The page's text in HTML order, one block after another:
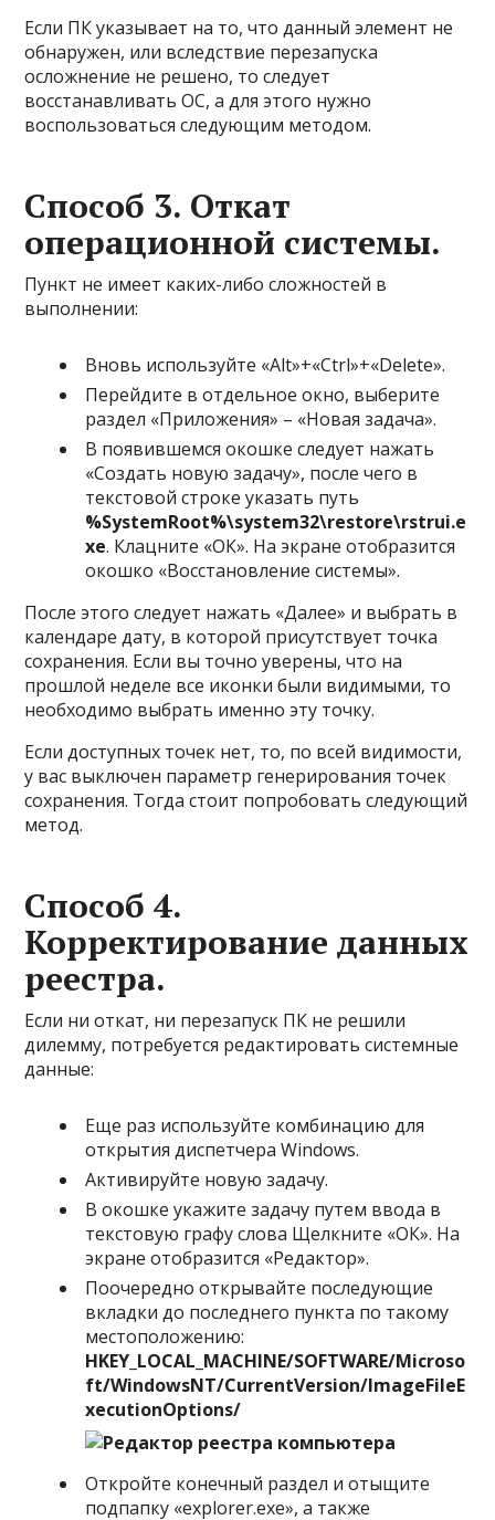
Если ПК указывает на то, что данный элемент не
обнаружен, или вследствие перезапуска
осложнение не решено, то следует
восстанавливать ОС, а для этого нужно
воспользоваться следующим методом.
Способ 3. Откат
операционной системы.
Пункт не имеет каких-либо сложностей в
выполнении:
Вновь используйте «Alt»+«Ctrl»+«Delete».
Перейдите в отдельное окно, выберите
раздел «Приложения» – «Новая задача».
В появившемся окошке следует нажать
«Создать новую задачу», после чего в
текстовой строке указать путь
%SystemRoot%\system32\restore\rstrui.e
xe. Клацните «ОК». На экране отобразится
окошко «Восстановление системы».
После этого следует нажать «Далее» и выбрать в
календаре дату, в которой присутствует точка
сохранения. Если вы точно уверены, что на
прошлой неделе все иконки были видимыми, то
необходимо выбрать именно эту точку.
Если доступных точек нет, то, по всей видимости,
у вас выключен параметр генерирования точек
сохранения. Тогда стоит попробовать следующий
метод.
Способ 4.
Корректирование данных
реестра.
Если ни откат, ни перезапуск ПК не решили
дилемму, потребуется редактировать системные
данные:
Еще раз используйте комбинацию для
открытия диспетчера Windows.
Активируйте новую задачу.
В окошке укажите задачу путем ввода в
текстовую графу слова Щелкните «ОК». На
экране отобразится «Редактор».
Поочередно открывайте последующие
вкладки до последнего пункта по такому
местоположению:
HKEY LOCAL MACHINE/SOFTWARE/Microso
ft/WindowsNT/CurrentVersion/ImageFileE
xecutionOptions/
Откройте конечный раздел и отыщите
подпапку «explorer.exe», а также